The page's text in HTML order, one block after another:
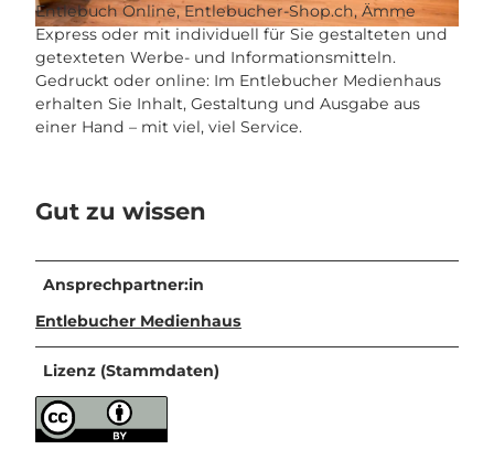
© UNESCO Biosphäre Entlebuch |CC-BY-NC-ND
Entlebuch Online, Entlebucher-Shop.ch, Ämme
Express oder mit individuell für Sie gestalteten und
getexteten Werbe- und Informationsmitteln.
Gedruckt oder online: Im Entlebucher Medienhaus
erhalten Sie Inhalt, Gestaltung und Ausgabe aus
einer Hand – mit viel, viel Service.
Gut zu wissen
Ansprechpartner:in
Entlebucher Medienhaus
Lizenz (Stammdaten)